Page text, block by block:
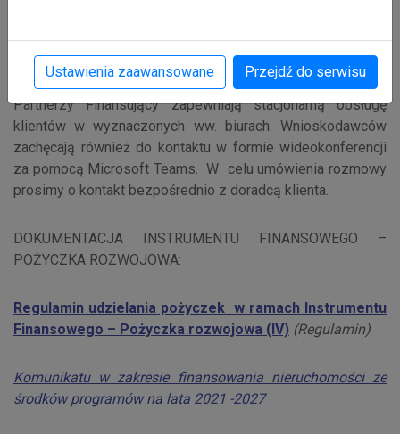
MONOCHROMATYCZNY
Partnerzy Finansujący zapewniają stacjonarną obsługę
klientów w wyznaczonych ww. biurach. Wnioskodawców
zachęcają również do kontaktu w formie wideokonferencji
za pomocą Microsoft Teams. W celu umówienia rozmowy
prosimy o kontakt bezpośrednio z doradcą klienta.
DOKUMENTACJA INSTRUMENTU FINANSOWEGO –
POŻYCZKA ROZWOJOWA:
Regulamin udzielania pożyczek w ramach Instrumentu
Finansowego – Pożyczka rozwojowa (IV) (Regulamin)
Komunikatu w zakresie finansowania nieruchomości ze
środków programów na lata 2021 -2027
Ustawienia zaawansowane Przejdź do serwisu